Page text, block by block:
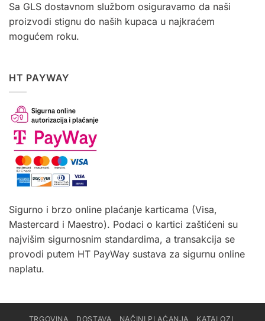
Sa GLS dostavnom službom osiguravamo da naši
proizvodi stignu do naših kupaca u najkraćem
mogućem roku.
HT PAYWAY
Sigurno i brzo online plaćanje karticama (Visa,
Mastercard i Maestro). Podaci o kartici zaštićeni su
najvišim sigurnosnim standardima, a transakcija se
provodi putem HT PayWay sustava za sigurnu online
naplatu.
TRGOVINA DOSTAVA NAČINI PLAĆANJA KATALOZI